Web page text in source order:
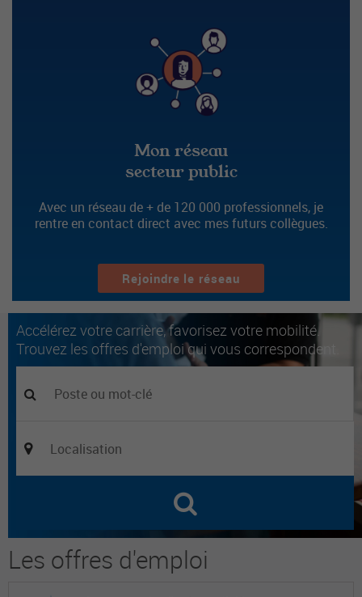
Mon réseau
secteur public
Avec un réseau de + de 120 000 professionnels, je
rentre en contact direct avec mes futurs collègues.
Rejoindre le réseau
Accélérez votre carrière, favorisez votre mobilité.
Trouvez les offres d'emploi qui vous correspondent.
Les offres d'emploi